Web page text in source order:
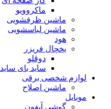
ماکروویو
ماشین ظرفشویی
ماشین لباسشویی
هود
یخچال فریزر
دوقلو
ساید بای ساید
لوازم شخصی برقی
ماشین اصلاح
موبایل
گوشی آیفون